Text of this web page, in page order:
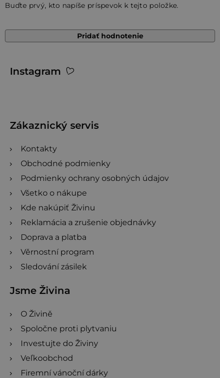
Buďte prvý, kto napíše príspevok k tejto položke.
Pridať hodnotenie
Instagram
Zákaznický servis
Kontakty
Obchodné podmienky
Podmienky ochrany osobných údajov
Všetko o nákupe
Kde nakúpiť Živinu
Reklamácia a zrušenie objednávky
Doprava a platba
Věrnostní program
Sledování zásilek
Jsme Živina
O Živině
Spoločne proti plytvaniu
Investujte do Živiny
Veľkoobchod
Firemní vánoční dárky